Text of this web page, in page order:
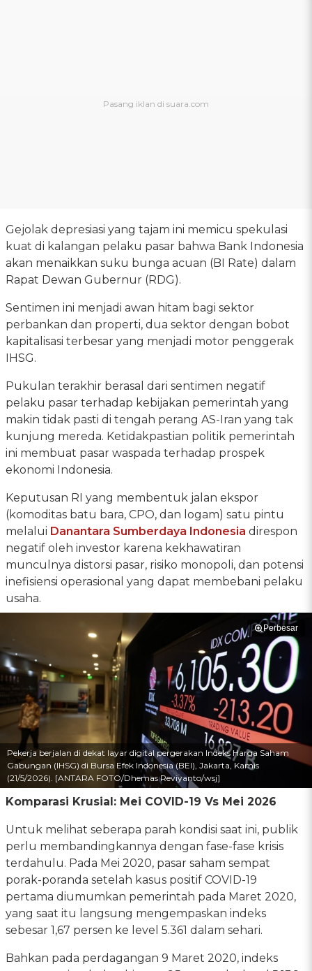
Gejolak depresiasi yang tajam ini memicu spekulasi
kuat di kalangan pelaku pasar bahwa Bank Indonesia
akan menaikkan suku bunga acuan (BI Rate) dalam
Rapat Dewan Gubernur (RDG).
Sentimen ini menjadi awan hitam bagi sektor
perbankan dan properti, dua sektor dengan bobot
kapitalisasi terbesar yang menjadi motor penggerak
IHSG.
Pukulan terakhir berasal dari sentimen negatif
pelaku pasar terhadap kebijakan pemerintah yang
makin tidak pasti di tengah perang AS-Iran yang tak
kunjung mereda. Ketidakpastian politik pemerintah
ini membuat pasar waspada terhadap prospek
ekonomi Indonesia.
Keputusan RI yang membentuk jalan ekspor
(komoditas batu bara, CPO, dan logam) satu pintu
melalui Danantara Sumberdaya Indonesia direspon
negatif oleh investor karena kekhawatiran
munculnya distorsi pasar, risiko monopoli, dan potensi
inefisiensi operasional yang dapat membebani pelaku
usaha.
Perbesar
Pekerja berjalan di dekat layar digital pergerakan Indeks Harga Saham
Gabungan (IHSG) di Bursa Efek Indonesia (BEI), Jakarta, Kamis
(21/5/2026). [ANTARA FOTO/Dhemas Reviyanto/wsj]
Komparasi Krusial: Mei COVID-19 Vs Mei 2026
Untuk melihat seberapa parah kondisi saat ini, publik
perlu membandingkannya dengan fase-fase krisis
terdahulu. Pada Mei 2020, pasar saham sempat
porak-poranda setelah kasus positif COVID-19
pertama diumumkan pemerintah pada Maret 2020,
yang saat itu langsung mengempaskan indeks
sebesar 1,67 persen ke level 5.361 dalam sehari.
Bahkan pada perdagangan 9 Maret 2020, indeks